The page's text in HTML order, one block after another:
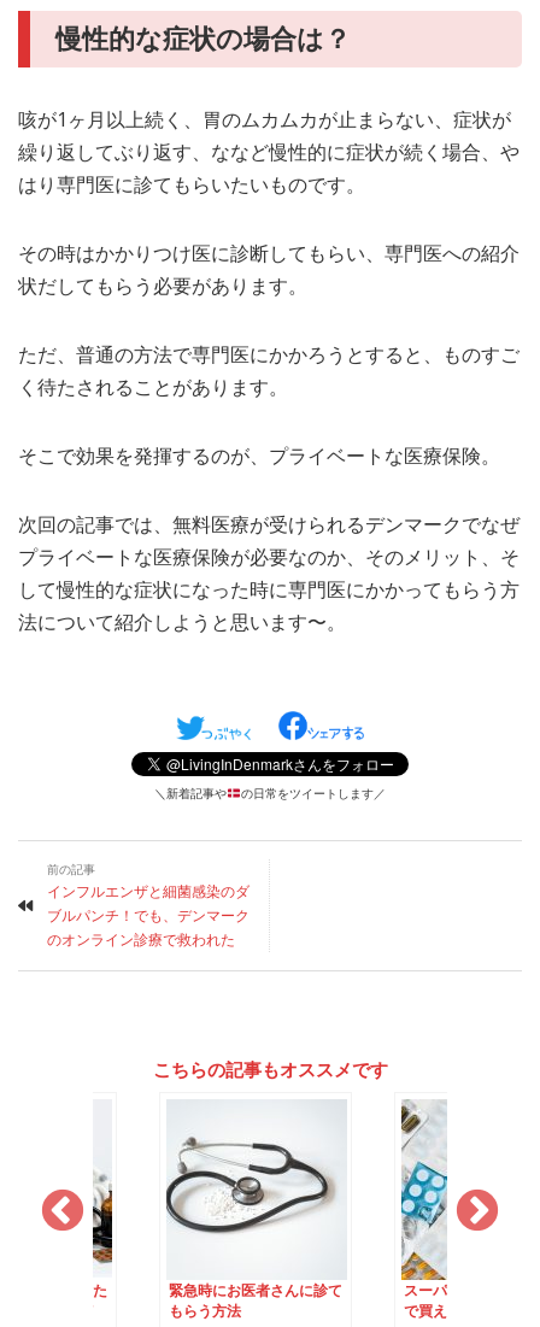
慢性的な症状の場合は？
咳が1ヶ月以上続く、胃のムカムカが止まらない、症状が
繰り返してぶり返す、ななど慢性的に症状が続く場合、や
はり専門医に診てもらいたいものです。
その時はかかりつけ医に診断してもらい、専門医への紹介
状だしてもらう必要があります。
ただ、普通の方法で専門医にかかろうとすると、ものすご
く待たされることがあります。
そこで効果を発揮するのが、プライベートな医療保険。
次回の記事では、無料医療が受けられるデンマークでなぜ
プライベートな医療保険が必要なのか、そのメリット、そ
して慢性的な症状になった時に専門医にかかってもらう方
法について紹介しようと思います〜。
＼新着記事や の日常をツイートします／
前の記事
インフルエンザと細菌感染のダ
ブルパンチ！でも、デンマーク
のオンライン診療で救われた
こちらの記事もオススメです
医者さんに診て
スーパーやドラッグストア
で買える「鎮痛剤」
医療費無料のデン
歯科治療は？